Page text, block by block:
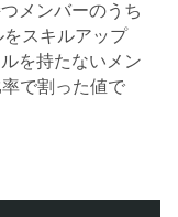
メンバーのうち
スキルアップ
を持たないメン
で割った値で